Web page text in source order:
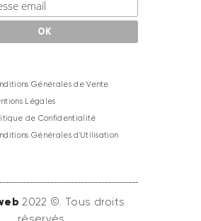
Générales de Vente
Légales
de Confidentialité
Générales d'Utilisation
2022 ©. Tous droits